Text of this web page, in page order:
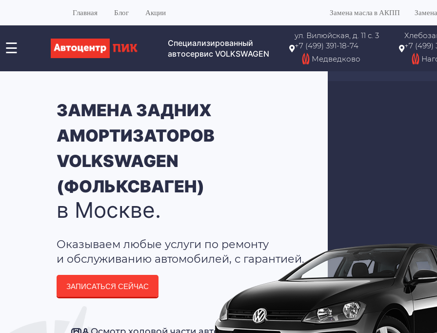
Главная Блог Акции Замена масла в АКПП
☰
Специализированный
автосервис VOLKSWAGEN
ул. Вилюйская, д. 11 с. 3
+7 (499) 391-18-74
Медведково
+7 (499)
ЗАМЕНА ЗАДНИХ
АМОРТИЗАТОРОВ
VOLKSWAGEN
(ФОЛЬКСВАГЕН)
в Москве.
Оказываем любые услуги по ремонту
и обслуживанию автомобилей, с гарантией.
ЗАПИСАТЬСЯ СЕЙЧАС